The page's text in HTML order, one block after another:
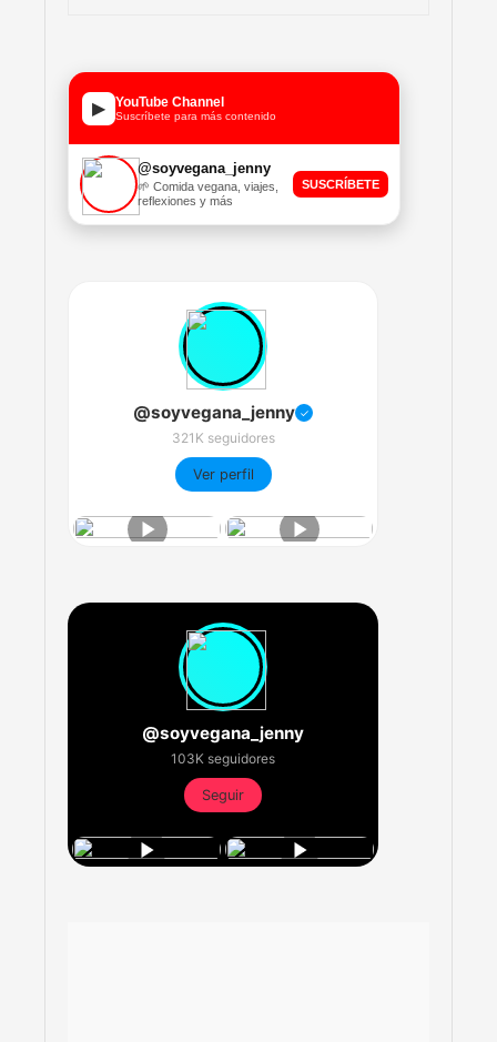
▶ YouTube Channel
Suscríbete para más contenido
@soyvegana_jenny
🌱 Comida vegana, viajes,
reflexiones y más
SUSCRÍBETE
@soyvegana_jenny ✓
321K seguidores
Ver perfil
@soyvegana_jenny
103K seguidores
Seguir